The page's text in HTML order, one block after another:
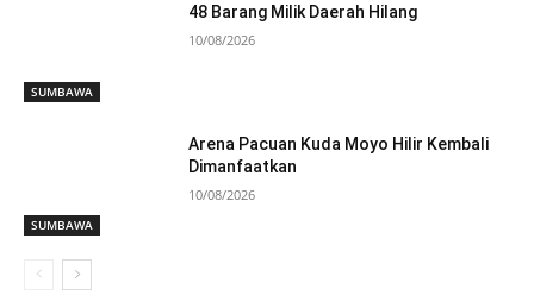
SUMBAWA
48 Barang Milik Daerah Hilang
10/08/2026
SUMBAWA
Arena Pacuan Kuda Moyo Hilir Kembali
Dimanfaatkan
10/08/2026